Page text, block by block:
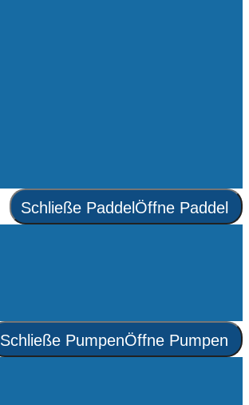
Schließe Paddel Öffne Paddel
Schließe PumpenÖffne Pumpen